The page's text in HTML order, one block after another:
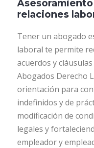
relaciones
Tener un abogado
laboral te permite
acuerdos y
Abogados Derecho
orientación para
indefinidos y de
modificación de
legales y
empleador y